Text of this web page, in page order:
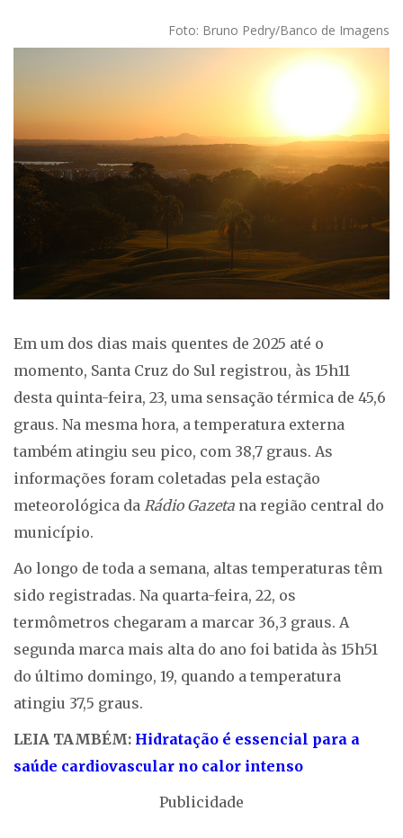
Foto: Bruno Pedry/Banco de Imagens
Em um dos dias mais quentes de 2025 até o
momento, Santa Cruz do Sul registrou, às 15h11
desta quinta-feira, 23, uma sensação térmica de 45,6
graus. Na mesma hora, a temperatura externa
também atingiu seu pico, com 38,7 graus. As
informações foram coletadas pela estação
meteorológica da Rádio Gazeta na região central do
município.
Ao longo de toda a semana, altas temperaturas têm
sido registradas. Na quarta-feira, 22, os
termômetros chegaram a marcar 36,3 graus. A
segunda marca mais alta do ano foi batida às 15h51
do último domingo, 19, quando a temperatura
atingiu 37,5 graus.
LEIA TAMBÉM: Hidratação é essencial para a
saúde cardiovascular no calor intenso
Publicidade